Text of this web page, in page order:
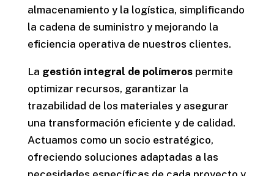
almacenamiento y la logística, simplificando
la cadena de suministro y mejorando la
eficiencia operativa de nuestros clientes.
La gestión integral de polímerospermite
optimizar recursos, garantizar la
trazabilidad de los materiales y asegurar
una transformación eficiente y de calidad.
Actuamos como un socio estratégico,
ofreciendo soluciones adaptadas a las